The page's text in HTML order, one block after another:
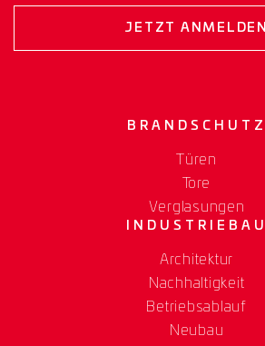
JETZT ANMELDEN
BRANDSCHUTZ
Türen
Tore
Verglasungen
INDUSTRIEBAU
Architektur
Nachhaltigkeit
Betriebsablauf
Neubau